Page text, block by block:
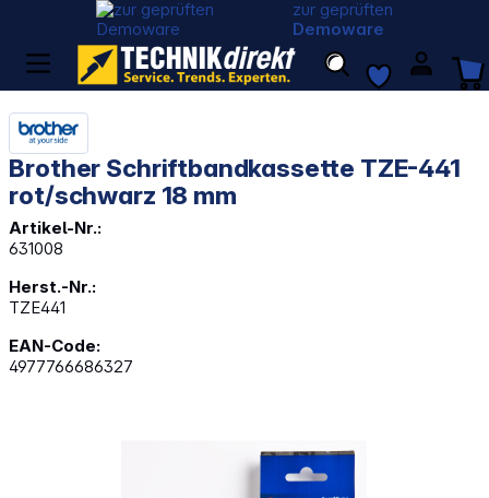
zur geprüften
Demoware
Brother Schriftbandkassette TZE-441
rot/schwarz 18 mm
Artikel-Nr.:
631008
Herst.-Nr.:
TZE441
EAN-Code:
4977766686327